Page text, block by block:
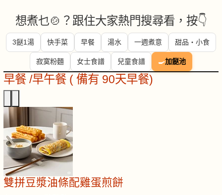
想煮乜🍲？跟住大家熱門搜尋看，按👇
3餸1湯 快手菜 早餐 湯水 一週煮意 甜品・小食
寂寞粉麵 女士食譜 兒童食譜 🍳加餸池
早餐 /早午餐 ( 備有 90天早餐)
雙拼豆漿油條配雞蛋煎餅